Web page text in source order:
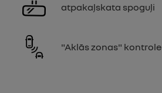
atpakaļskata spoguļi
"Aklās zonas" kontrole